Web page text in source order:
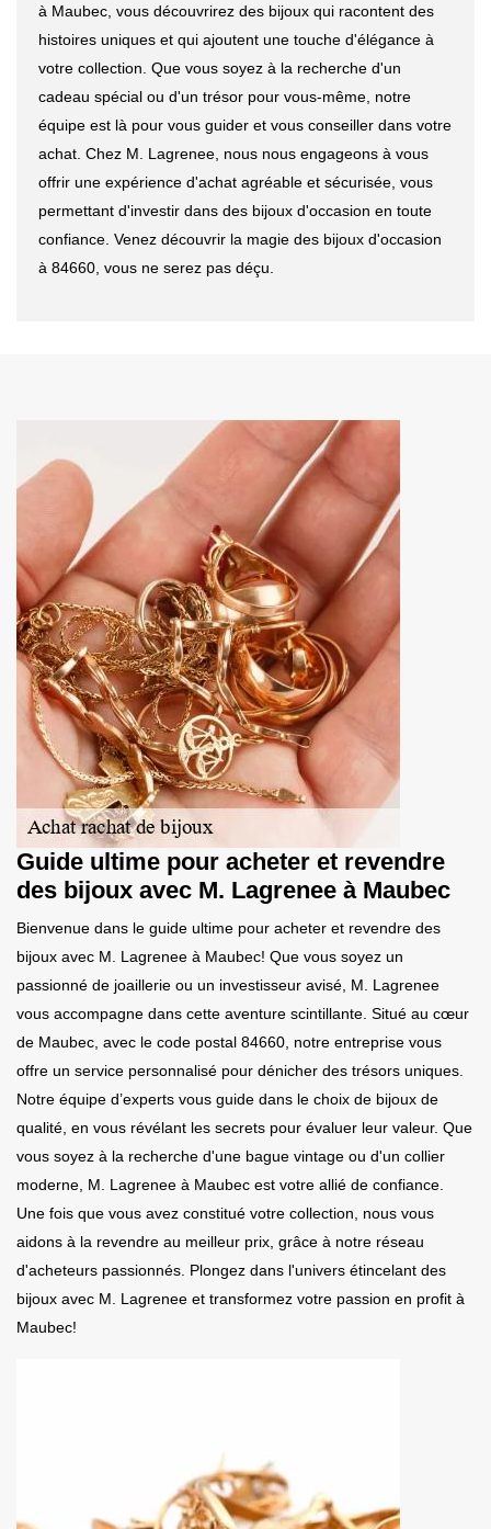
à Maubec, vous découvrirez des bijoux qui racontent des
histoires uniques et qui ajoutent une touche d'élégance à
votre collection. Que vous soyez à la recherche d'un
cadeau spécial ou d'un trésor pour vous-même, notre
équipe est là pour vous guider et vous conseiller dans votre
achat. Chez M. Lagrenee, nous nous engageons à vous
offrir une expérience d'achat agréable et sécurisée, vous
permettant d'investir dans des bijoux d'occasion en toute
confiance. Venez découvrir la magie des bijoux d'occasion
à 84660, vous ne serez pas déçu.
Guide ultime pour acheter et revendre
des bijoux avec M. Lagrenee à Maubec
Bienvenue dans le guide ultime pour acheter et revendre des
bijoux avec M. Lagrenee à Maubec! Que vous soyez un
passionné de joaillerie ou un investisseur avisé, M. Lagrenee
vous accompagne dans cette aventure scintillante. Situé au cœur
de Maubec, avec le code postal 84660, notre entreprise vous
offre un service personnalisé pour dénicher des trésors uniques.
Notre équipe d’experts vous guide dans le choix de bijoux de
qualité, en vous révélant les secrets pour évaluer leur valeur. Que
vous soyez à la recherche d'une bague vintage ou d'un collier
moderne, M. Lagrenee à Maubec est votre allié de confiance.
Une fois que vous avez constitué votre collection, nous vous
aidons à la revendre au meilleur prix, grâce à notre réseau
d'acheteurs passionnés. Plongez dans l'univers étincelant des
bijoux avec M. Lagrenee et transformez votre passion en profit à
Maubec!